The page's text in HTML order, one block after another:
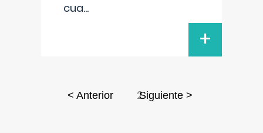
cua...
+
< Anterior 2Siguiente >